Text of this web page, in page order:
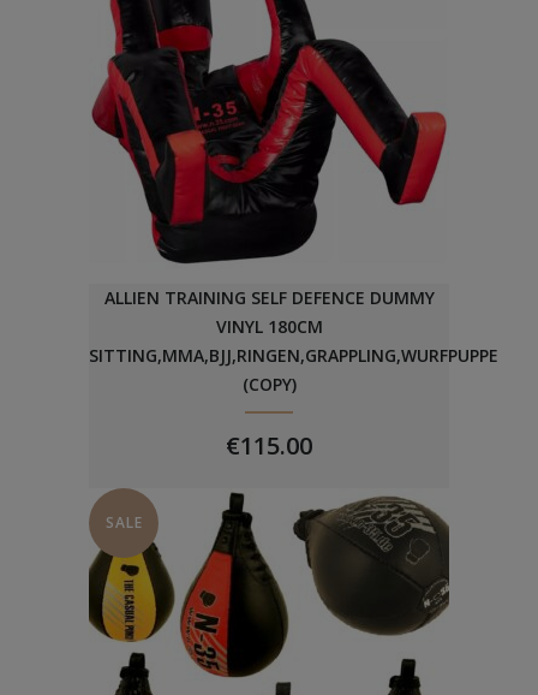
ALLIEN TRAINING SELF DEFENCE DUMMY
VINYL 180CM
SITTING,MMA,BJJ,RINGEN,GRAPPLING,WURFPUPPE
(COPY)
€115.00
SALE